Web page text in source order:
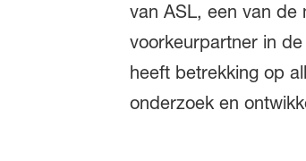
van ASL, een van de
voorkeurpartner in
heeft betrekking op
onderzoek en